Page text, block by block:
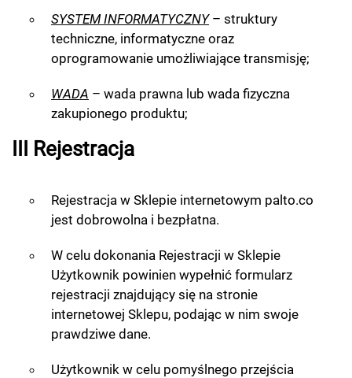
SYSTEM INFORMATYCZNY– struktury
techniczne, informatyczne oraz
oprogramowanie umożliwiające transmisję;
WADA – wada prawna lub wada fizyczna
zakupionego produktu;
III Rejestracja
Rejestracja w Sklepie internetowym palto.co
jest dobrowolna i bezpłatna.
W celu dokonania Rejestracji w Sklepie
Użytkownik powinien wypełnić formularz
rejestracji znajdujący się na stronie
internetowej Sklepu, podając w nim swoje
prawdziwe dane.
Użytkownik w celu pomyślnego przejścia